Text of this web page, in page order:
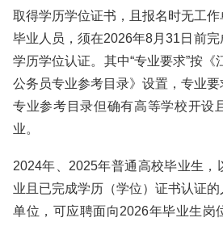
取得学历学位证书，且报名时无工
毕业人员，须在2026年8月31日前
学历学位认证。其中“专业要求”按《
公务员专业参考目录》设置，专业
专业参考目录但确有高等学校开设
业。
2024年、2025年普通高校毕业生，
业且已完成学历（学位）证书认证
单位，可应聘面向2026年毕业生岗